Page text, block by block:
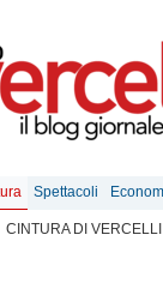
Spettacoli
CINTURA DI VERCELLI